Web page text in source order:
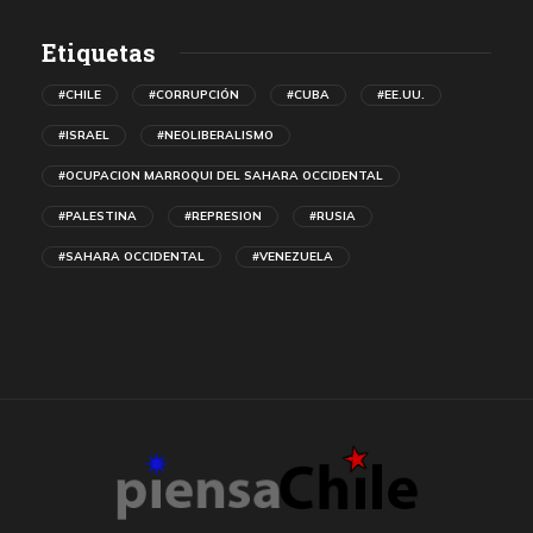
Etiquetas
#CHILE #CORRUPCIÓN #CUBA #EE.UU.
#ISRAEL #NEOLIBERALISMO
#OCUPACION MARROQUI DEL SAHARA OCCIDENTAL
#PALESTINA #REPRESION #RUSIA
#SAHARA OCCIDENTAL #VENEZUELA